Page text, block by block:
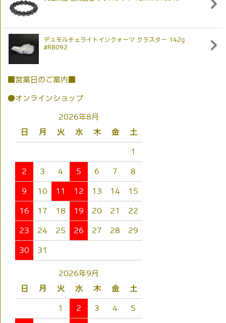
デュモルチェライトインクォーツ クラスター 142g
#RB092
■営業日のご案内■
●オンラインショップ
2026年8月
日
月 火 水 木 金 土
1
2 3 4 5 6 7 8
9 10 11 12 13 14 15
16 17 18 19 20 21 22
23 24 25 26 27 28 29
30 31
2026年9月
日
月 火 水 木 金 土
1 2 3 4 5